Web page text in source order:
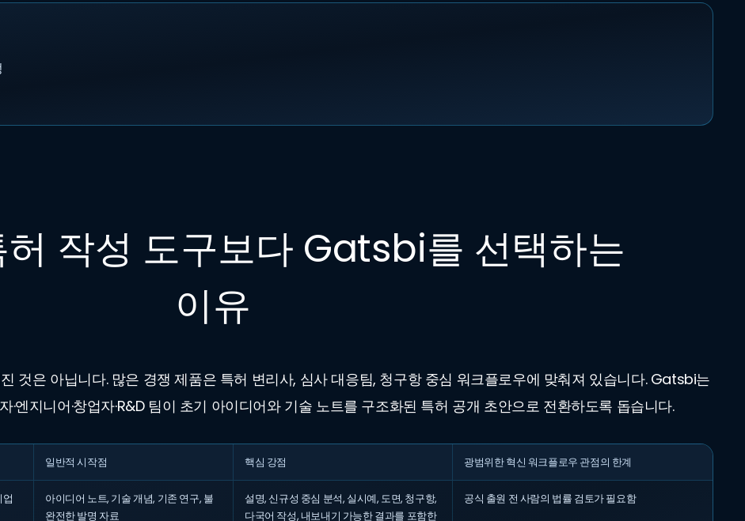
허 작성 도구보다 Gatsbi를 선택하는
이유
것은 아닙니다. 많은 경쟁 제품은 특허 변리사, 심사 대응팀, 청구항 중심 워크플로우에 맞춰져 있습니다. Gatsbi는
엔지니어·창업자·R&D 팀이 초기 아이디어와 기술 노트를 구조화된 특허 공개 초안으로 전환하도록 돕습니다.
일반적 시작점 핵심 강점 광범위한 혁신 워크플로우 관점의 한계
아이디어 노트, 기술 개념, 기존 연구, 불
완전한 발명 자료
설명, 신규성 중심 분석, 실시예, 도면, 청구항,
다국어 작성, 내보내기 가능한 결과를 포함한
공식 출원 전 사람의 법률 검토가 필요함